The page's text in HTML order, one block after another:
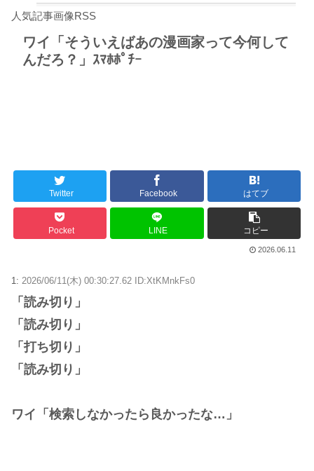
Powered by livedoor 相互RSS
【動画】タイのティパンコーン王子が日本人女性とデートか？
8/4のニュース
Powered by livedoor 相互RSS
人気記事画像RSS
ワイ「そういえばあの漫画家って今何して
んだろ？」ｽﾏﾎﾎﾟﾁｰ
Twitter Facebook はてブ
Pocket LINE コピー
2026.06.11
1: 2026/06/11(木) 00:30:27.62 ID:XtKMnkFs0
「読み切り」
「読み切り」
「打ち切り」
「読み切り」
ワイ「検索しなかったら良かったな…」